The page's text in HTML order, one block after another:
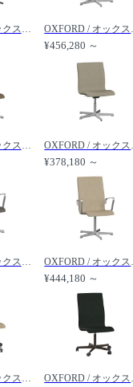
OXFORD / オックスフォード チェア 4スターベース グライド付 ミディアムハイバック 3143T / OXFORD / オッ
¥456,280 ～
OXFORD / オックスフォード チェア 5スターベース グライド付 ミディアムハイバック シート高さ固定式ベース 3173T / OXFORD / オ
¥378,180 ～
OXFORD / オックスフォード アームチェア 5スターベース グライド付 ローバック シート高さ固定式ベース 3271T / OXFORD / オッ
¥444,180 ～